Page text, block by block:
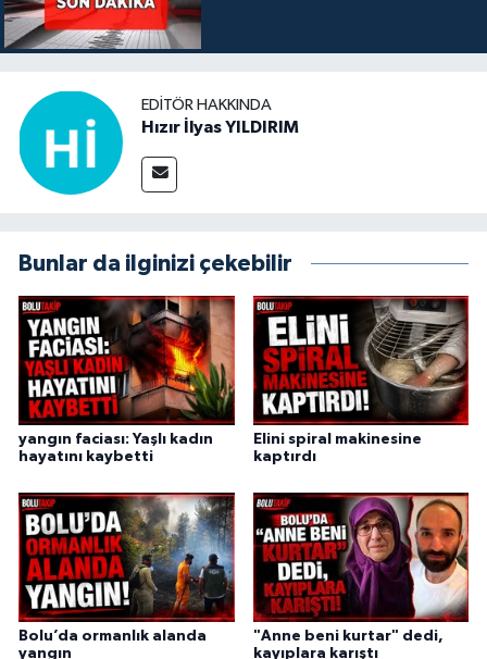
EDITÖR HAKKINDA
Hızır İlyas YILDIRIM
Bunlar da ilginizi çekebilir
yangın faciası: Yaşlı kadın
hayatını kaybetti
Elini spiral makinesine
kaptırdı
Bolu’da ormanlık alanda
yangın
"Anne beni kurtar" dedi,
kayıplara karıştı